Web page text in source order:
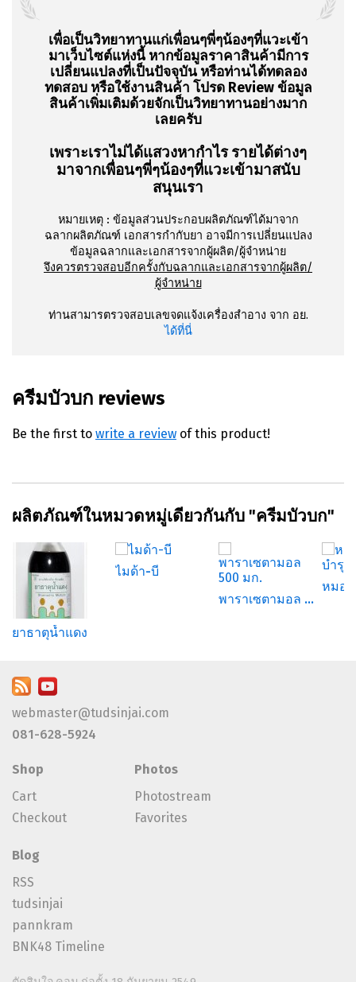
เพื่อเป็นวิทยาทานแก่เพื่อนๆพี่ๆน้องๆที่แวะเข้า
มาเว็บไซต์แห่งนี้ หากข้อมูลราคาสินค้ามีการ
เปลี่ยนแปลงที่เป็นปัจจุบัน หรือท่านได้ทดลอง
ทดสอบ หรือใช้งานสินค้า โปรด Review ข้อมูล
สินค้าเพิ่มเติมด้วยจักเป็นวิทยาทานอย่างมาก
เลยครับ
เพราะเราไม่ได้แสวงหากำไร รายได้ต่างๆ
มาจากเพื่อนๆพี่ๆน้องๆที่แวะเข้ามาสนับ
สนุนเรา
หมายเหตุ : ข้อมูลส่วนประกอบผลิตภัณฑ์ได้มาจาก
ฉลากผลิตภัณฑ์ เอกสารกำกับยา อาจมีการเปลี่ยนแปลง
ข้อมูลฉลากและเอกสารจากผู้ผลิต/ผู้จำหน่าย
จึงควรตรวจสอบอีกครั้งกับฉลากและเอกสารจากผู้ผลิต/
ผู้จำหน่าย
ท่านสามารตรวจสอบเลขจดแจ้งเครื่องสำอาง จาก อย.
ได้ที่นี่
ครีมบัวบก reviews
Be the first to write a review of this product!
ผลิตภัณฑ์ในหมวดหมู่เดียวกันกับ "ครีมบัวบก"
ยาธาตุน้ำแดง
ไมด้า-บี
พาราเซตามอล 500 มก.
webmaster@tudsinjai.com
081-628-5924
Shop
Cart
Checkout
Photos
Photostream
Favorites
Blog
RSS
tudsinjai
pannkram
BNK48 Timeline